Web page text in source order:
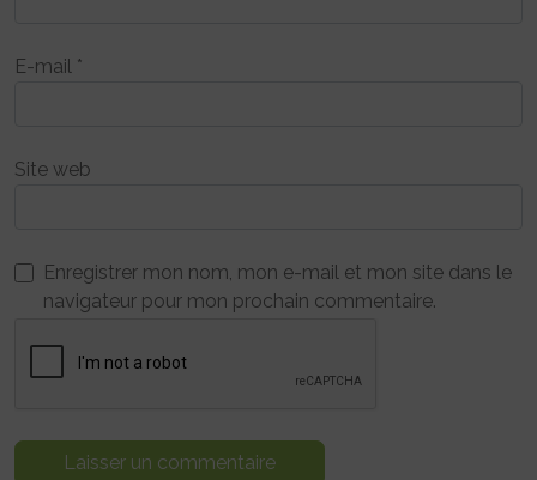
E-mail *
Site web
Enregistrer mon nom, mon e-mail et mon site dans le
navigateur pour mon prochain commentaire.